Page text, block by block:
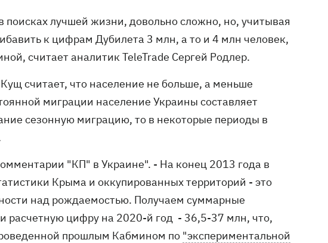
лучшей жизни, довольно сложно, но, учитывая
к цифрам Дубилета 3 млн, а то и 4 млн человек,
считает аналитик TeleTrade Сергей Родлер.
считает, что население не больше, а меньше
миграции население Украины составляет
сезонную миграцию, то в некоторые периоды в
"КП" в Украине". - На конец 2013 года в
Крыма и оккупированных территорий - это
над рождаемостью. Получаем суммарные
расчетную цифру на 2020-й год - 36,5-37 млн, что,
прошлым Кабмином по "экспериментальной